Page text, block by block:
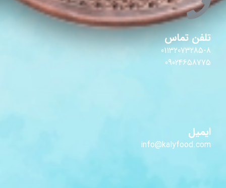
تلفن تماس
01132073285-8
09024658775
ایمیل
info@kalyfood.com